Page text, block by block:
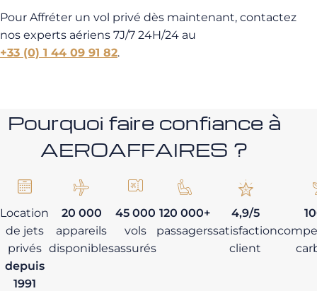
Pour Affréter un vol privé dès maintenant, contactez
nos experts aériens 7J/7 24H/24 au
+33 (0) 1 44 09 91 82.
Pourquoi faire confiance à
AEROAFFAIRES ?
Location
de jets
privés
depuis
1991
20 000
appareils
disponibles
45 000
vols
assurés
120 000+
passagers
4,9/5
satisfaction
client